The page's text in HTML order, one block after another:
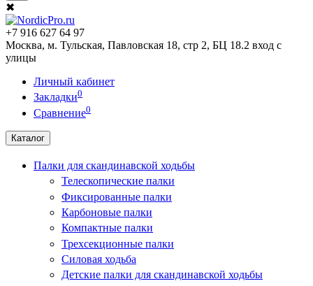
✖
+7 916 627 64 97
Москва, м. Тульская, Павловская 18, стр 2, БЦ 18.2 вход с
улицы
Личный кабинет
Закладки0
Сравнение0
Каталог
Палки для скандинавской ходьбы
Телескопические палки
Фиксированные палки
Карбоновые палки
Компактные палки
Трехсекционные палки
Силовая ходьба
Детские палки для скандинавской ходьбы